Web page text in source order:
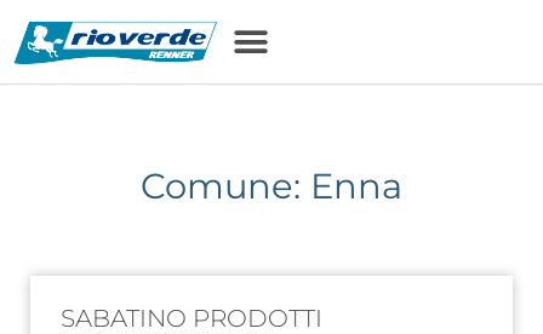
Comune: Enna
SABATINO PRODOTTI